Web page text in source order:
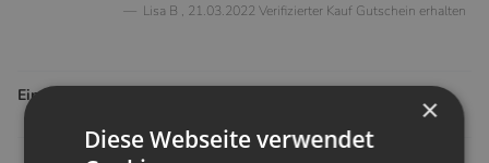
Lisa B , 21.03.2022 Verifizierter Kauf Gutschein erhalten
Einträge insgesamt: 1 ×
Diese Webseite verwendet